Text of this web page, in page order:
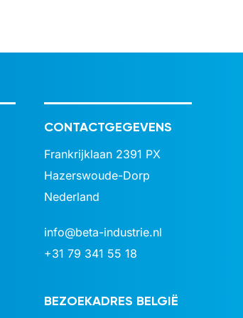
CONTACTGEGEVENS
Frankrijklaan 2391 PX
Hazerswoude-Dorp
Nederland
info@beta-industrie.nl
+31 79 341 55 18
BEZOEKADRES BELGIË